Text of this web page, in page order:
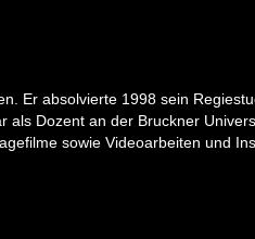
Er absolvierte 1998 sein
Dozent an der Bruckner
sowie Videoarbeiten und